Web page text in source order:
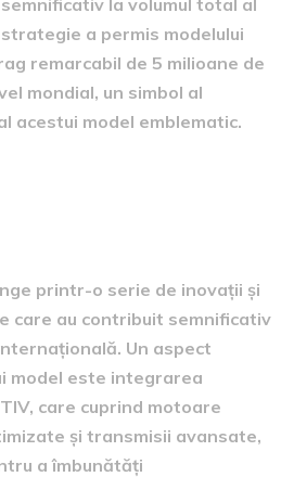
a permis modelului
remarcabil de 5 milioane de
mondial, un simbol al
acestui model emblematic.
printr-o serie de inovații și
care au contribuit semnificativ
Un aspect
model este integrarea
care cuprind motoare
și transmisii avansate,
a îmbunătăți